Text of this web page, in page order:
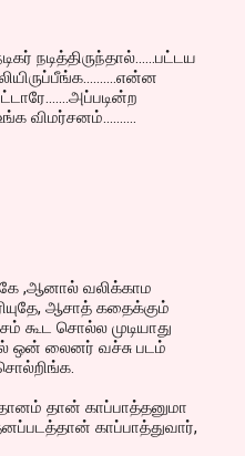
நடித்திருந்தால்......பட்டய
விமர்சனம்..........
,ஆனால் வலிக்காம
ஆசாத் கதைக்கும்
கூட சொல்ல முடியாது
ஒன் லைனர் வச்சு படம்
தான் காப்பாத்தனுமா
காப்பாத்துவார்,